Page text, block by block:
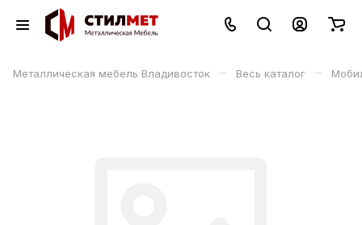
Металлическая мебель Владивосток – Весь каталог –